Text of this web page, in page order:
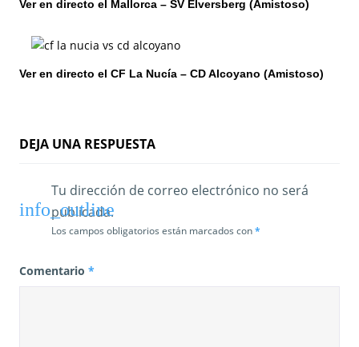
Ver en directo el Mallorca – SV Elversberg (Amistoso)
Ver en directo el CF La Nucía – CD Alcoyano (Amistoso)
DEJA UNA RESPUESTA
Tu dirección de correo electrónico no será
publicada.
Los campos obligatorios están marcados con*
Comentario *